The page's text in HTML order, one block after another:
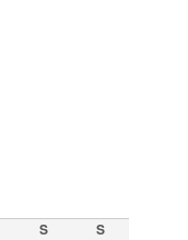
S S